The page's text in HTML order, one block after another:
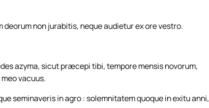
non jurabitis, neque audietur ex ore vestro.
azyma, sicut præcepi tibi, tempore mensis novorum,
vacuus.
seminaveris in agro : solemnitatem quoque in exitu anni,